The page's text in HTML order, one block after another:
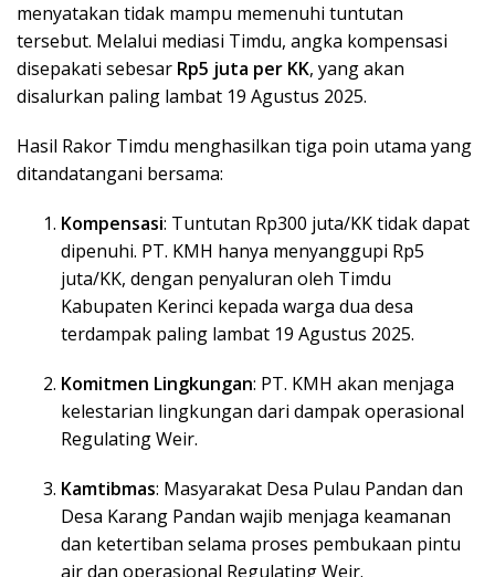
menyatakan tidak mampu memenuhi tuntutan
tersebut. Melalui mediasi Timdu, angka kompensasi
disepakati sebesar Rp5 juta per KK, yang akan
disalurkan paling lambat 19 Agustus 2025.
Hasil Rakor Timdu menghasilkan tiga poin utama yang
ditandatangani bersama:
Kompensasi: Tuntutan Rp300 juta/KK tidak dapat
dipenuhi. PT. KMH hanya menyanggupi Rp5
juta/KK, dengan penyaluran oleh Timdu
Kabupaten Kerinci kepada warga dua desa
terdampak paling lambat 19 Agustus 2025.
Komitmen Lingkungan: PT. KMH akan menjaga
kelestarian lingkungan dari dampak operasional
Regulating Weir.
Kamtibmas: Masyarakat Desa Pulau Pandan dan
Desa Karang Pandan wajib menjaga keamanan
dan ketertiban selama proses pembukaan pintu
air dan operasional Regulating Weir.